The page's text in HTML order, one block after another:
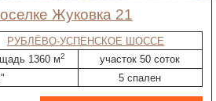
Жуковка 21
РУБЛЁВО-УСПЕНСКОЕ ШОССЕ
1360 м2
участок 50 соток
5 спален